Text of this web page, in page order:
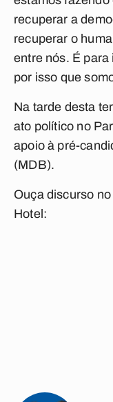
recuperar a
recuperar o
entre nós. É
por isso que
Na tarde desta
ato político no
apoio à pré-
(MDB).
Ouça discurso
Hotel: